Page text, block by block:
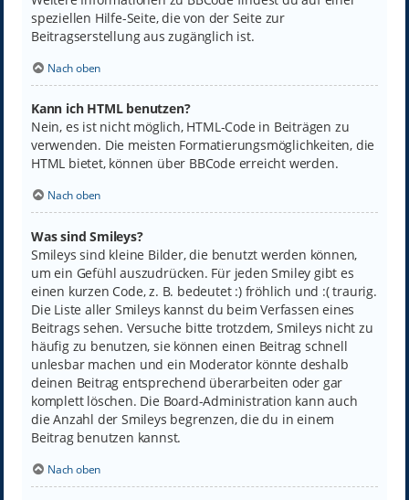
speziellen Hilfe-Seite, die von der Seite zur
Beitragserstellung aus zugänglich ist.
Nach oben
Kann ich HTML benutzen?
Nein, es ist nicht möglich, HTML-Code in Beiträgen zu
verwenden. Die meisten Formatierungsmöglichkeiten, die
HTML bietet, können über BBCode erreicht werden.
Nach oben
Was sind Smileys?
Smileys sind kleine Bilder, die benutzt werden können,
um ein Gefühl auszudrücken. Für jeden Smiley gibt es
einen kurzen Code, z. B. bedeutet :) fröhlich und :( traurig.
Die Liste aller Smileys kannst du beim Verfassen eines
Beitrags sehen. Versuche bitte trotzdem, Smileys nicht zu
häufig zu benutzen, sie können einen Beitrag schnell
unlesbar machen und ein Moderator könnte deshalb
deinen Beitrag entsprechend überarbeiten oder gar
komplett löschen. Die Board-Administration kann auch
die Anzahl der Smileys begrenzen, die du in einem
Beitrag benutzen kannst.
Nach oben